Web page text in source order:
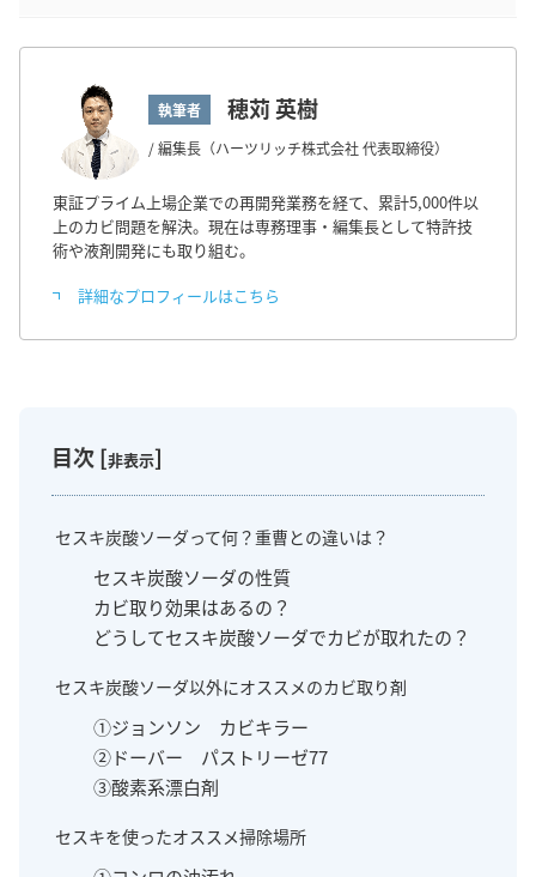
執筆者 穂苅 英樹
/ 編集長（ハーツリッチ株式会社 代表取締役）
東証プライム上場企業での再開発業務を経て、累計5,000件以
上のカビ問題を解決。現在は専務理事・編集長として特許技
術や液剤開発にも取り組む。
詳細なプロフィールはこちら
目次[非表示]
セスキ炭酸ソーダって何？重曹との違いは？
セスキ炭酸ソーダの性質
カビ取り効果はあるの？
どうしてセスキ炭酸ソーダでカビが取れたの？
セスキ炭酸ソーダ以外にオススメのカビ取り剤
①ジョンソン カビキラー
②ドーバー パストリーゼ77
③酸素系漂白剤
セスキを使ったオススメ掃除場所